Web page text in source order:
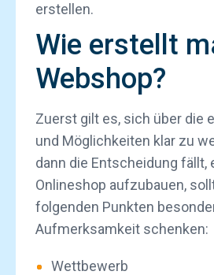
erstellen.
Wie erstellt
Webshop?
Zuerst gilt es, sich über die
und Möglichkeiten klar zu
dann die Entscheidung fällt,
Onlineshop aufzubauen,
folgenden Punkten
Aufmerksamkeit schenken:
Wettbewerb